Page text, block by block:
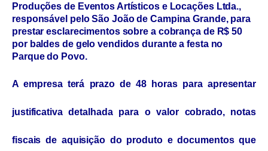
Produções de Eventos Artísticos e Locações Ltda.,
responsável pelo São João de Campina Grande, para
prestar esclarecimentos sobre a cobrança de R$ 50
por baldes de gelo vendidos durante a festa no
Parque do Povo.
A empresa terá prazo de 48 horas para apresentar
justificativa detalhada para o valor cobrado, notas
fiscais de aquisição do produto e documentos que